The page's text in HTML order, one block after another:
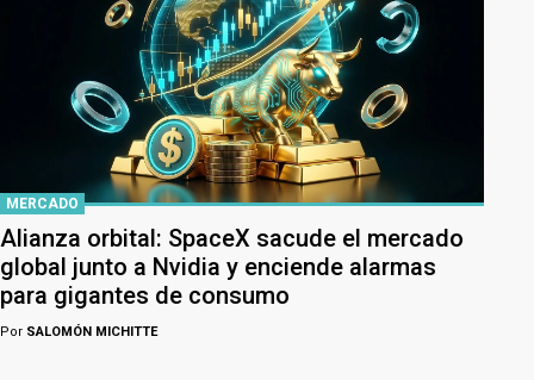
MERCADO
Alianza orbital: SpaceX sacude el mercado
global junto a Nvidia y enciende alarmas
para gigantes de consumo
Por SALOMÓN MICHITTE